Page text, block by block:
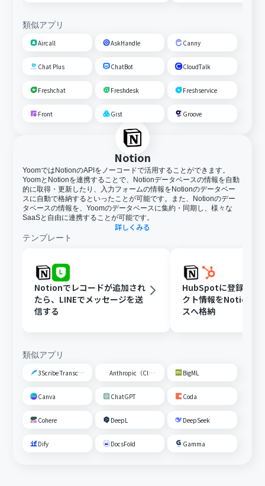
類似アプリ
Aircall AskHandle Canny
Chat Plus ChatBot CloudTalk
Freshchat Freshdesk Freshservice
Front Gist Groove
Notion
YoomではNotionのAPIをノーコードで活用することができます。
YoomとNotionを連携することで、Notionデータベースの情報を自動
的に取得・更新したり、入力フォームの情報をNotionのデータベー
スに自動で格納するといったことが可能です。また、Notionのデー
タベースの情報を、Yoomのデータベースに集約・同期し、様々な
SaaSと自由に連携することが可能です。
詳しくみる
テンプレート
Notionでレコードが追加され
たら、LINEでメッセージを送
信する
HubSpotに登録され
クト情報をNotionデ
スへ格納
類似アプリ
3Scribe Transcription Anthropic（Claude） BigML
Canva ChatGPT Coda
Cohere DeepL DeepSeek
Dify DocsFold Gamma